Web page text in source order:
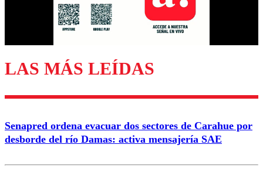
Enviar comentario
LAS MÁS LEÍDAS
Senapred ordena evacuar dos sectores de Carahue por
desborde del río Damas: activa mensajería SAE